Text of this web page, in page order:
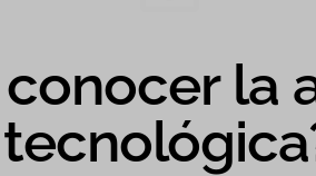
conocer la